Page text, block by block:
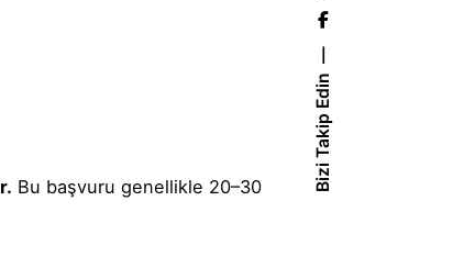
Bizi Takip Edin
Bu başvuru genellikle 20–30